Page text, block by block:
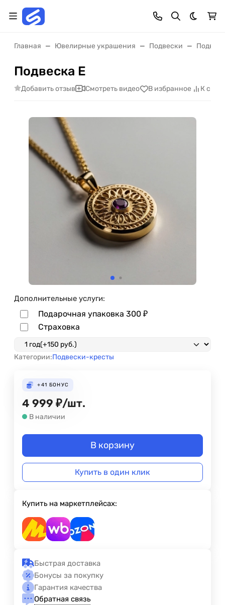
Темная
Главная Ювелирные украшения Подвески
Подвеска E
Добавить отзыв Смотреть видео В избранное К
Дополнительные услуги:
Подарочная упаковка 300 ₽
Страховка
Категории:Подвески-кресты
+41 БОНУС
4 999 ₽/шт.
В наличии
В корзину
Купить в один клик
Купить на маркетплейсах:
Быстрая доставка
Бонусы за покупку
Гарантия качества
Обратная связь